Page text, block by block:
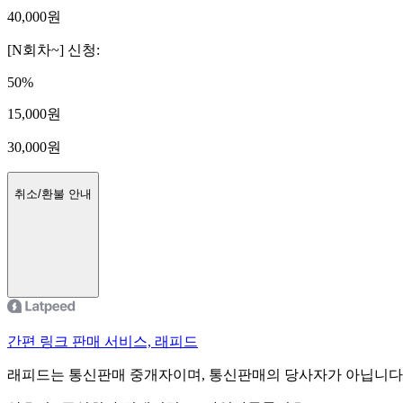
40,000원
[N회차~] 신청:
50%
15,000원
30,000원
취소/환불 안내
간편 링크 판매 서비스, 래피드
래피드는 통신판매 중개자이며, 통신판매의 당사자가 아닙니